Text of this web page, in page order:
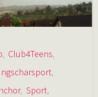
, Club4Teens,
,
, Sport,